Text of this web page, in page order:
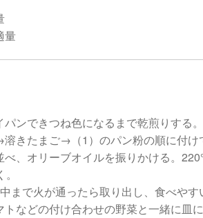
量
ンできつね色になるまで乾煎りする。
きたまご→（1）のパン粉の順に付け
べ、オリーブオイルを振りかける。
中まで火が通ったら取り出し、食べや
トなどの付け合わせの野菜と一緒に皿に